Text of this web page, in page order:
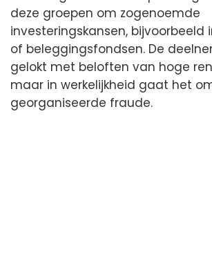
deze groepen om zogenoemde
investeringskansen,
of beleggingsfondsen. De
gelokt met beloften van hoge
maar in werkelijkheid gaat het
georganiseerde fraude.